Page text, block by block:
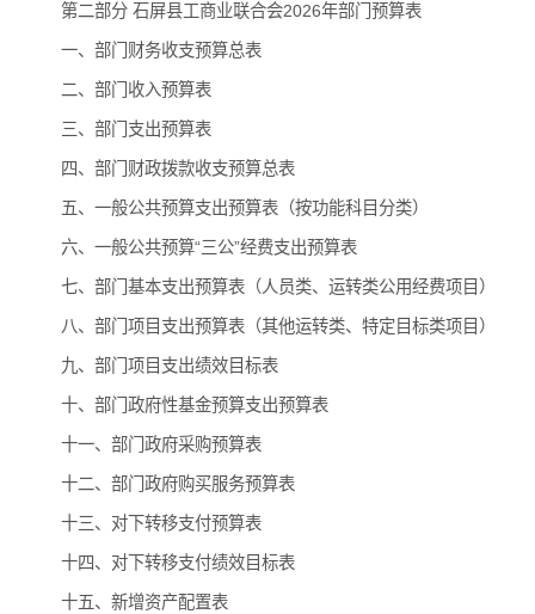
第二部分 石屏县工商业联合会2026年部门预算表
一、部门财务收支预算总表
二、部门收入预算表
三、部门支出预算表
四、部门财政拨款收支预算总表
五、一般公共预算支出预算表（按功能科目分类）
六、一般公共预算“三公”经费支出预算表
七、部门基本支出预算表（人员类、运转类公用经费项目）
八、部门项目支出预算表（其他运转类、特定目标类项目）
九、部门项目支出绩效目标表
十、部门政府性基金预算支出预算表
十一、部门政府采购预算表
十二、部门政府购买服务预算表
十三、对下转移支付预算表
十四、对下转移支付绩效目标表
十五、新增资产配置表